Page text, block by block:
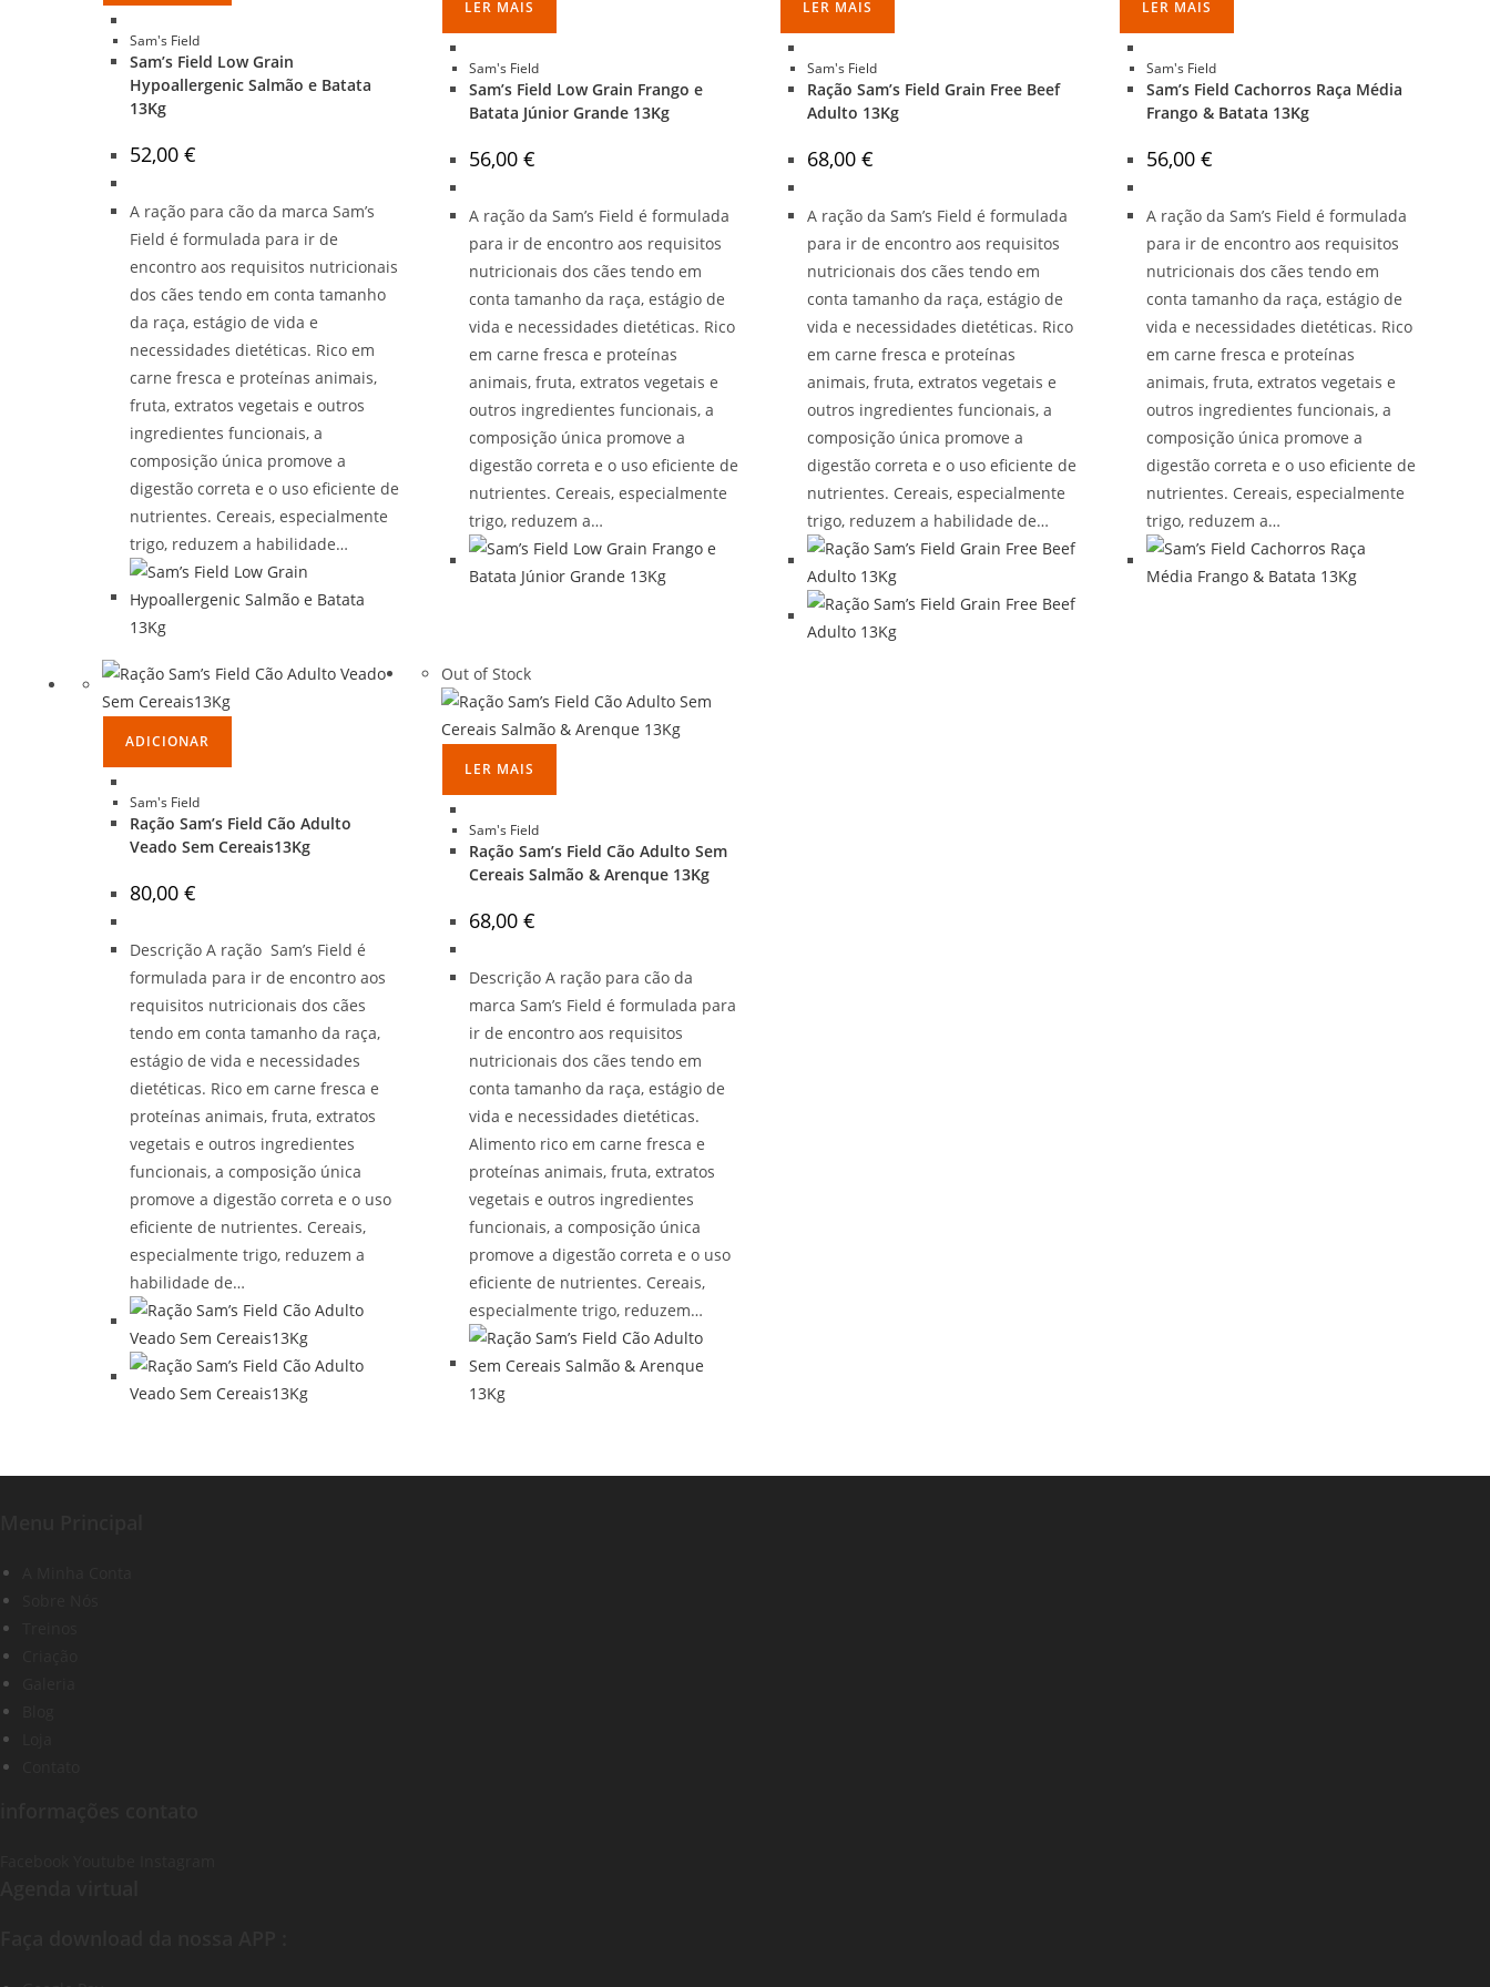
Sam's Field
Sam’s Field Low Grain
Hypoallergenic Salmão e Batata
13Kg
52,00€
A ração para cão da marca Sam’s
Field é formulada para ir de
encontro aos requisitos nutricionais
dos cães tendo em conta tamanho
da raça, estágio de vida e
necessidades dietéticas. Rico em
carne fresca e proteínas animais,
fruta, extratos vegetais e outros
ingredientes funcionais, a
composição única promove a
digestão correta e o uso eficiente de
nutrientes. Cereais, especialmente
trigo, reduzem a habilidade…
LER MAIS
Sam's Field
Sam’s Field Low Grain Frango e
Batata Júnior Grande 13Kg
56,00 €
A ração da Sam’s Field é formulada
para ir de encontro aos requisitos
nutricionais dos cães tendo em
conta tamanho da raça, estágio de
vida e necessidades dietéticas. Rico
em carne fresca e proteínas
animais, fruta, extratos vegetais e
outros ingredientes funcionais, a
composição única promove a
digestão correta e o uso eficiente de
nutrientes. Cereais, especialmente
trigo, reduzem a…
LER MAIS
Sam's Field
Ração Sam’s Field Grain Free Beef
Adulto 13Kg
68,00€
A ração da Sam’s Field é formulada
para ir de encontro aos requisitos
nutricionais dos cães tendo em
conta tamanho da raça, estágio de
vida e necessidades dietéticas. Rico
em carne fresca e proteínas
animais, fruta, extratos vegetais e
outros ingredientes funcionais, a
composição única promove a
digestão correta e o uso eficiente de
nutrientes. Cereais, especialmente
trigo, reduzem a habilidade de…
LER MAIS
Sam's Field
Sam’s Field Cachorros Raça Média
Frango & Batata 13Kg
56,00 €
A ração da Sam’s Field é formulada
para ir de encontro aos requisitos
nutricionais dos cães tendo em
conta tamanho da raça, estágio de
vida e necessidades dietéticas. Rico
em carne fresca e proteínas
animais, fruta, extratos vegetais e
outros ingredientes funcionais, a
composição única promove a
digestão correta e o uso eficiente de
nutrientes. Cereais, especialmente
trigo, reduzem a…
ADICIONAR
Sam's Field
Ração Sam’s Field Cão Adulto
Veado Sem Cereais13Kg
80,00€
Descrição A ração Sam’s Field é
formulada para ir de encontro aos
requisitos nutricionais dos cães
tendo em conta tamanho da raça,
estágio de vida e necessidades
dietéticas. Rico em carne fresca e
proteínas animais, fruta, extratos
vegetais e outros ingredientes
funcionais, a composição única
promove a digestão correta e o uso
eficiente de nutrientes. Cereais,
especialmente trigo, reduzem a
habilidade de…
Out of Stock
LER MAIS
Sam's Field
Ração Sam’s Field Cão Adulto Sem
Cereais Salmão & Arenque 13Kg
68,00 €
Descrição A ração para cão da
marca Sam’s Field é formulada para
ir de encontro aos requisitos
nutricionais dos cães tendo em
conta tamanho da raça, estágio de
vida e necessidades dietéticas.
Alimento rico em carne fresca e
proteínas animais, fruta, extratos
vegetais e outros ingredientes
funcionais, a composição única
promove a digestão correta e o uso
eficiente de nutrientes. Cereais,
especialmente trigo, reduzem…